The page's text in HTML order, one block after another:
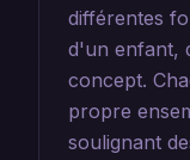
différentes
d'un enfant,
concept.
propre
soulignant